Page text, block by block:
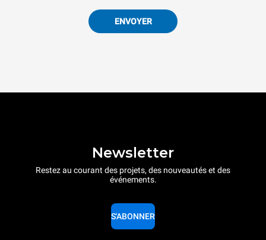
ENVOYER
Newsletter
Restez au courant des projets, des nouveautés et des
événements.
S'ABONNER